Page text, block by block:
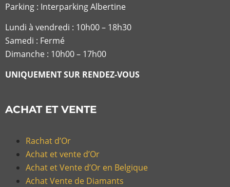
Parking : Interparking Albertine
Lundi à vendredi : 10h00 – 18h30
Samedi : Fermé
Dimanche : 10h00 – 17h00
UNIQUEMENT SUR RENDEZ-VOUS
ACHAT ET VENTE
Rachat d’Or
Achat et vente d’Or
Achat et Vente d’Or en Belgique
Achat Vente de Diamants